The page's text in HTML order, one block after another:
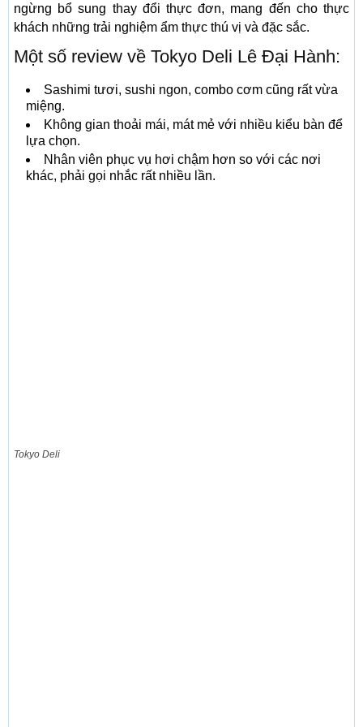
ngừng bổ sung thay đổi thực đơn, mang đến cho thực
khách những trải nghiệm ẩm thực thú vị và đặc sắc.
Một số review về Tokyo Deli Lê Đại Hành:
Sashimi tươi, sushi ngon, combo cơm cũng rất vừa
miệng.
Không gian thoải mái, mát mẻ với nhiều kiểu bàn để
lựa chọn.
Nhân viên phục vụ hơi chậm hơn so với các nơi
khác, phải gọi nhắc rất nhiều lần.
Tokyo Deli